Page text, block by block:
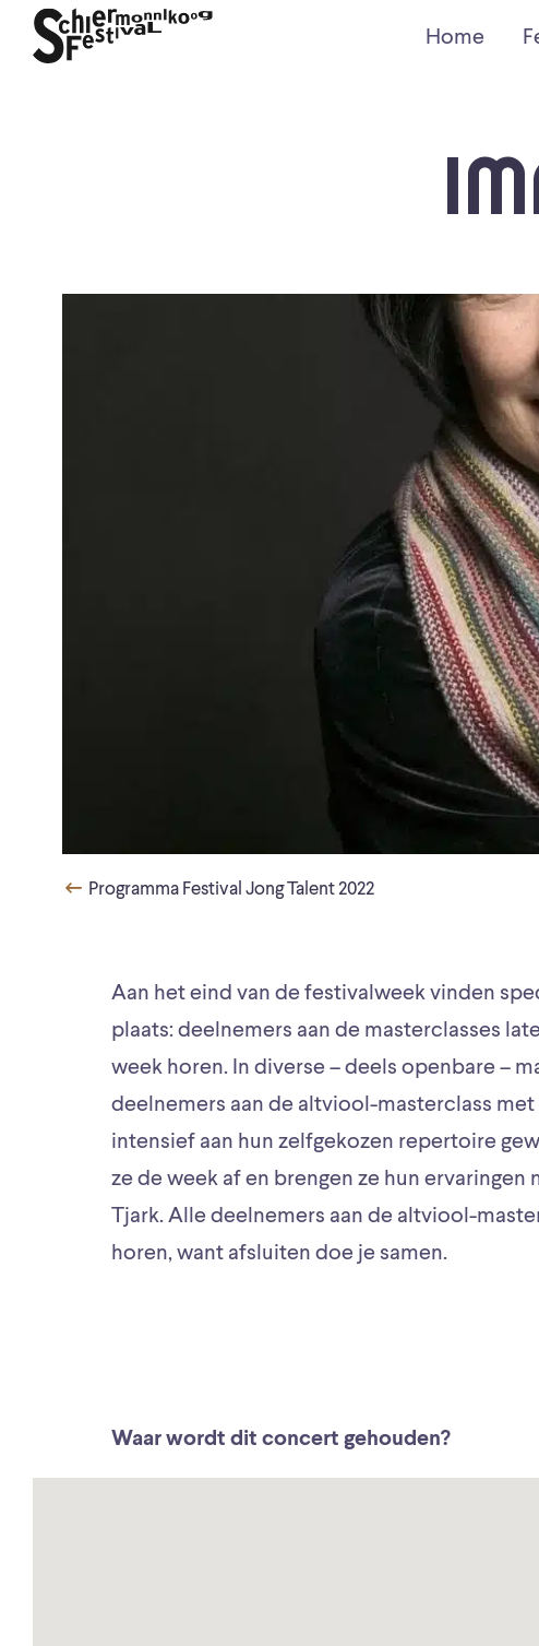
Home
Programma Festival Jong Talent 2022
Aan het eind van de festivalweek vinden
plaats: deelnemers aan de masterclasses
week horen. In diverse – deels openbare –
deelnemers aan de altviool-masterclass
intensief aan hun zelfgekozen repertoire
ze de week af en brengen ze hun ervaringen
Tjark. Alle deelnemers aan de altviool-
horen, want afsluiten doe je samen.
Waar wordt dit concert gehouden?